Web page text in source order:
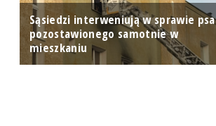
Sąsiedzi interweniują w sprawie psa
pozostawionego samotnie w
mieszkaniu